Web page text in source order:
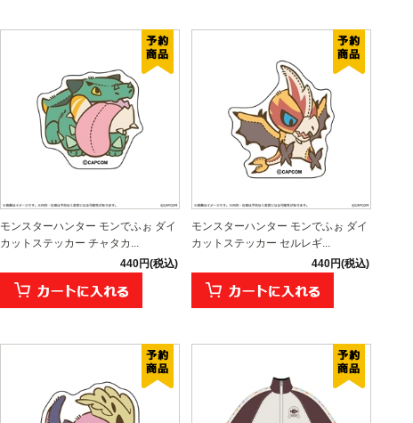
モンスターハンター モンでふぉ ダイ
カットステッカー チャタカ...
440円(税込)
モンスターハンター モンでふぉ ダイ
カットステッカー セルレギ...
440円(税込)